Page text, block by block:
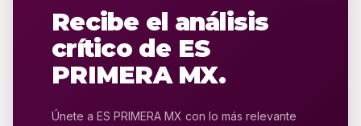
Recibe el análisis
crítico de ES
PRIMERA MX.
Únete a ES PRIMERA MX con lo más relevante